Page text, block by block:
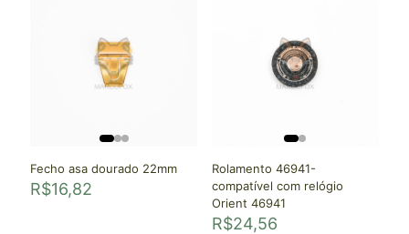
Fecho asa dourado 22mm
R$16,82
Rolamento 46941-
compatível com relógio
Orient 46941
R$24,56